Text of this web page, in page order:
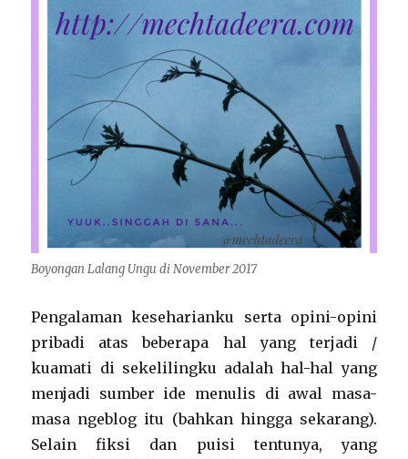
Boyongan Lalang Ungu di November 2017
Pengalaman keseharianku serta opini-opini
pribadi atas beberapa hal yang terjadi /
kuamati di sekelilingku adalah hal-hal yang
menjadi sumber ide menulis di awal masa-
masa ngeblog itu (bahkan hingga sekarang).
Selain fiksi dan puisi tentunya, yang